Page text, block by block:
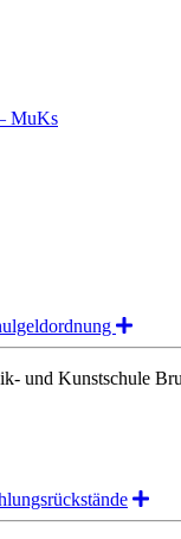
MuKs
und Kunstschule